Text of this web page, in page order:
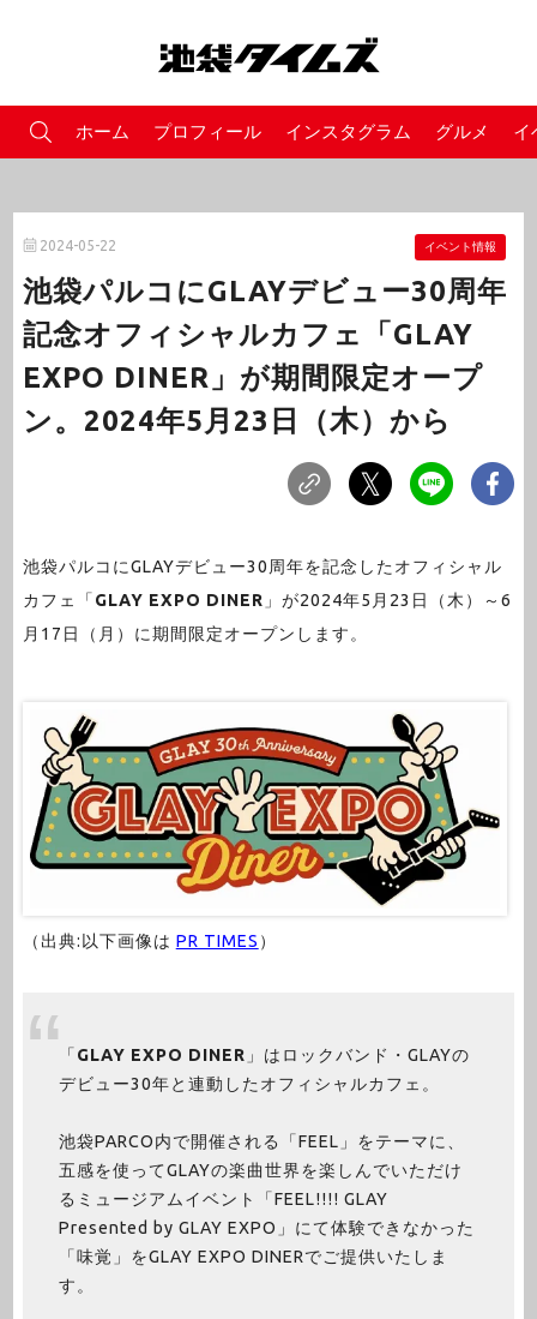
ホーム プロフィール インスタグラム グルメ イ
2024-05-22 イベント情報
池袋パルコにGLAYデビュー30周年
記念オフィシャルカフェ「GLAY
EXPO DINER」が期間限定オープ
ン。2024年5月23日（木）から
池袋パルコにGLAYデビュー30周年を記念したオフィシャル
カフェ「 GLAY EXPO DINER 」が2024年5月23日（木）～6
月17日（月）に期間限定オープンします。
（出典:以下画像は PR TIMES ）
「 GLAY EXPO DINER 」はロックバンド・GLAYの
デビュー30年と連動したオフィシャルカフェ。
池袋PARCO内で開催される「FEEL」をテーマに、
五感を使ってGLAYの楽曲世界を楽しんでいただけ
るミュージアムイベント「FEEL!!!! GLAY
Presented by GLAY EXPO」にて体験できなかった
「味覚」をGLAY EXPO DINERでご提供いたしま
す。